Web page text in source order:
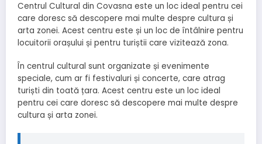
Centrul Cultural din Covasna este un loc ideal pentru cei
care doresc să descopere mai multe despre cultura și
arta zonei. Acest centru este și un loc de întâlnire pentru
locuitorii orașului și pentru turiștii care vizitează zona.
În centrul cultural sunt organizate și evenimente
speciale, cum ar fi festivaluri și concerte, care atrag
turiști din toată țara. Acest centru este un loc ideal
pentru cei care doresc să descopere mai multe despre
cultura și arta zonei.